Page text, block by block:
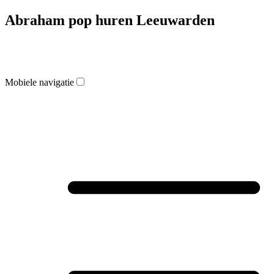
Abraham pop huren Leeuwarden
Mobiele navigatie